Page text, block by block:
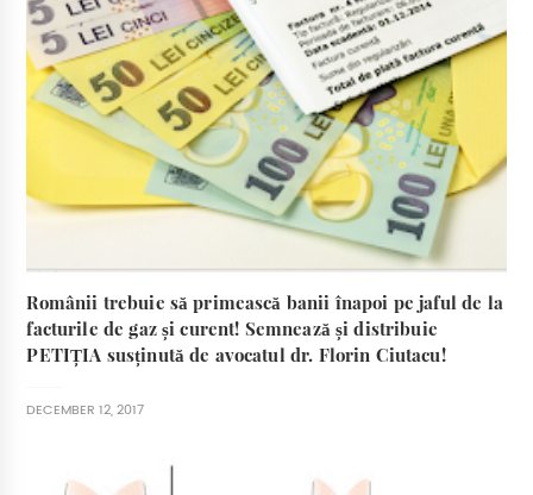
Românii trebuie să primească banii înapoi pe jaful de la
facturile de gaz și curent! Semnează și distribuie
PETIȚIA susținută de avocatul dr. Florin Ciutacu!
DECEMBER 12, 2017